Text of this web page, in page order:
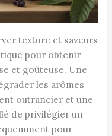
texture et saveurs
pour obtenir
et goûteuse. Une
les arômes
outrancier et une
de privilégier un
pour